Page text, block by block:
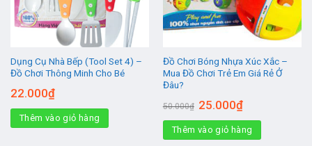
Dụng Cụ Nhà Bếp (Tool Set 4) –
Đồ Chơi Thông Minh Cho Bé
22.000₫
Thêm vào giỏ hàng
Đồ Chơi Bóng Nhựa Xúc Xắc –
Mua Đồ Chơi Trẻ Em Giá Rẻ Ở
Đâu?
50.000₫ Giá
gốc
là:
50.000₫.
25.000₫Giá
tại
là:
25.000₫.
Thêm vào giỏ hàng